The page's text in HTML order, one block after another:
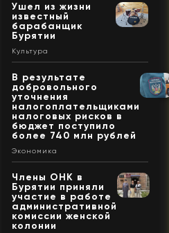
Ушел из жизни
известный
барабанщик
Бурятии
Культура
В результате
добровольного
уточнения
налогоплательщиками
налоговых рисков в
бюджет поступило
более 740 млн рублей
Экономика
Члены ОНК в
Бурятии приняли
участие в работе
административной
комиссии женской
колонии